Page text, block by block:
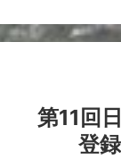
第11回
登